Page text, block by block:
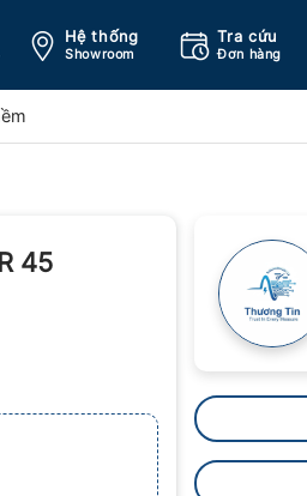
Hệ thống
Showroom
Tra cứu
Đơn hàng
45